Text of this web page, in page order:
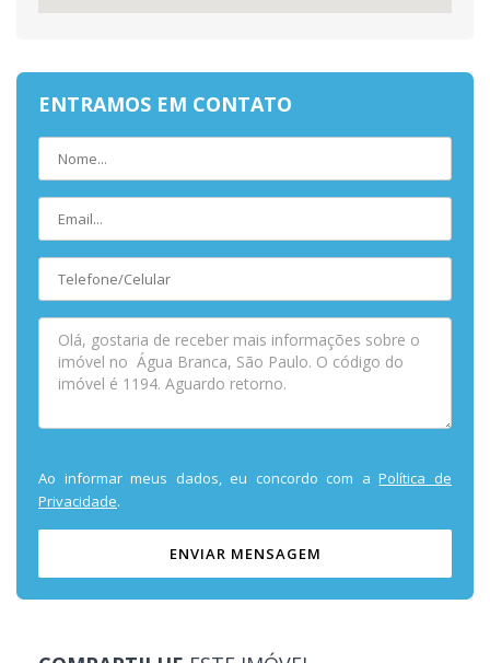
ENTRAMOS EM CONTATO
Ao informar meus dados, eu concordo com aPolítica de
Privacidade.
ENVIAR MENSAGEM